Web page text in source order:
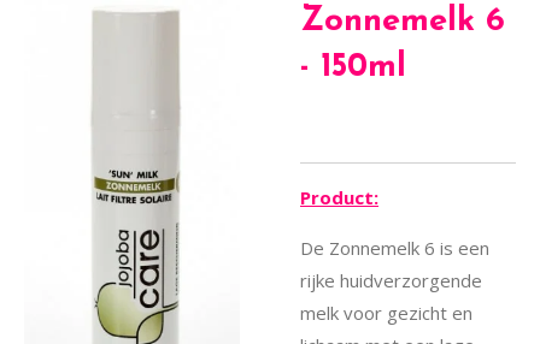
Zonnemelk 6
- 150ml
Product:
De Zonnemelk 6 is een
rijke huidverzorgende
melk voor gezicht en